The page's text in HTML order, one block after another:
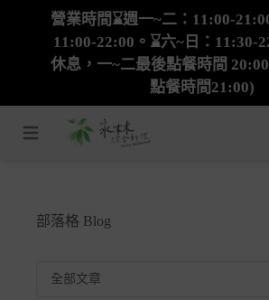
營業時間⌛週一~二：11:00-
11:00-22:00。⌛六~日：11:30-
休息，一~二最後點餐時間
點餐時間21:00)
部落格 Blog